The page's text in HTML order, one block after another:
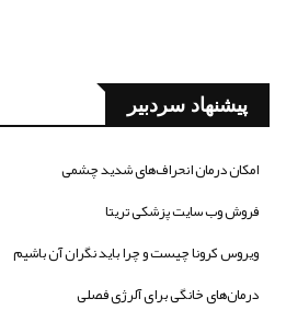
پیشنهاد سردبیر
امکان درمان انحراف‌های شدید چشمی
فروش وب سایت پزشکی تریتا
ویروس کرونا چیست و چرا باید نگران آن باشیم
درمان‌های خانگی برای آلرژی فصلی